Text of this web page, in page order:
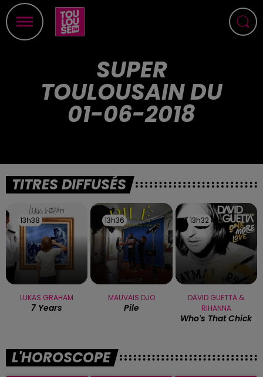
SUPER
TOULOUSAIN DU
01-06-2018
TITRES DIFFUSÉS
13h38
13h38
LUKAS GRAHAM
7 Years
13h36
13h36
MAUVAIS DJO
Pile
13h32
13h32
DAVID GUETTA &
RIHANNA
Who's That Chick
L'HOROSCOPE